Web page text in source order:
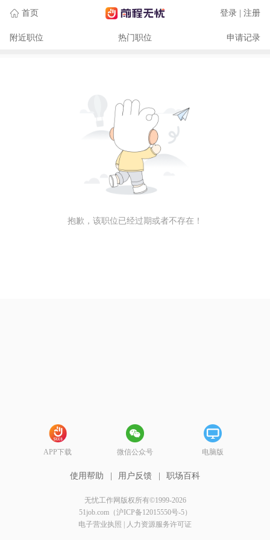
首页 登录 | 注册
附近职位 热门职位 申请记录
抱歉，该职位已经过期或者不存在！
APP下载 微信公众号 电脑版
使用帮助 用户反馈 职场百科
无忧工作网版权所有©1999-2026
51job.com（沪ICP备12015550号-5）
电子营业执照
人力资源服务许可证